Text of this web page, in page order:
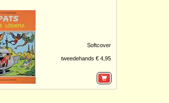
Softcover
tweedehands € 4,95